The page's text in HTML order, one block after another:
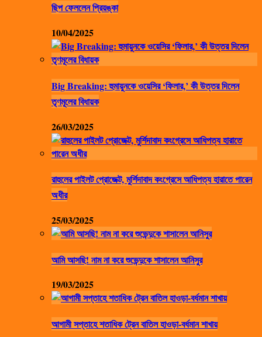
ছিপ ফেললেন প্রিয়ঙ্কা
10/04/2025
Big Breaking: হুমায়ুনকে ওয়েসির ‘ফিলার,’ কী উত্তর দিলেন
তৃণমূলের বিধায়ক
26/03/2025
রাহুলের পাইলট প্রোজেক্ট, মুর্শিদাবাদ কংগ্রেসে আধিপত্য হারাতে পারেন
অধীর
25/03/2025
আমি আসছি! নাম না করে শুভেন্দুকে শাসালেন আনিসুর
19/03/2025
আগামী সপ্তাহে শতাধিক ট্রেন বাতিল হাওড়া-বর্ধমান শাখায়